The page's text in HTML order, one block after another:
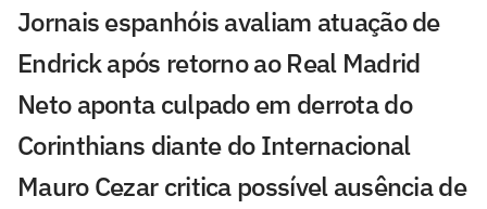
Jornais espanhóis avaliam atuação de
Endrick após retorno ao Real Madrid
Neto aponta culpado em derrota do
Corinthians diante do Internacional
Mauro Cezar critica possível ausência de